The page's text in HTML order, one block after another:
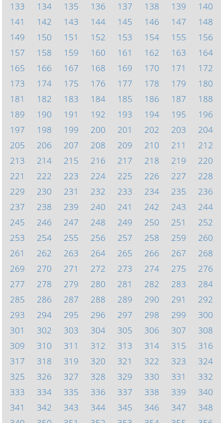
133
134 135 136 137 138 139
140
141
142 143 144 145 146 147
148
149
150 151 152 153 154 155
156
157
158 159 160 161 162 163
164
165
166 167 168 169 170 171
172
173
174 175 176 177 178 179
180
181
182 183 184 185 186 187
188
189
190 191 192 193 194 195
196
197
198 199 200 201 202 203
204
205
206 207 208 209 210 211
212
213
214 215 216 217 218 219
220
221
222 223 224 225 226 227
228
229
230 231 232 233 234 235
236
237
238 239 240 241 242 243
244
245
246 247 248 249 250 251
252
253
254 255 256 257 258 259
260
261
262 263 264 265 266 267
268
269
270 271 272 273 274 275
276
277
278 279 280 281 282 283
284
285
286 287 288 289 290 291
292
293
294 295 296 297 298 299
300
301
302 303 304 305 306 307
308
309
310 311 312 313 314 315
316
317
318 319 320 321 322 323
324
325
326 327 328 329 330 331
332
333
334 335 336 337 338 339
340
341
342 343 344 345 346 347
348